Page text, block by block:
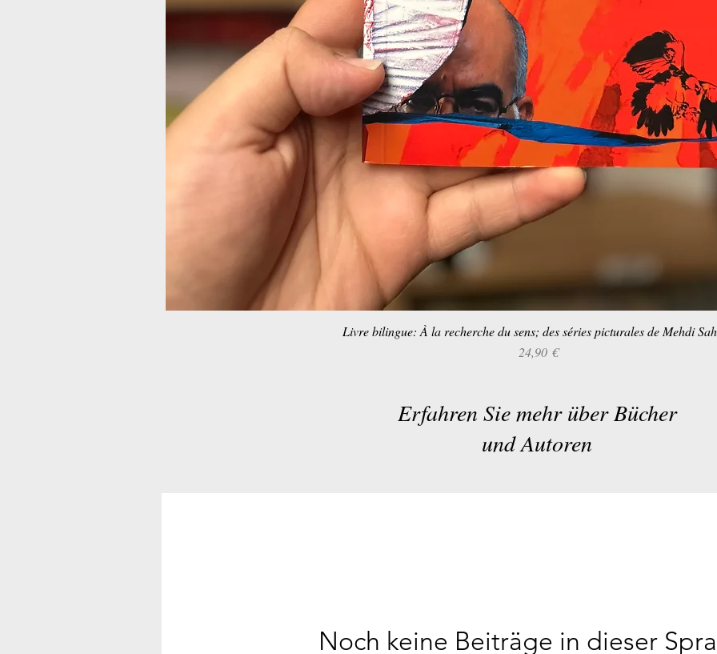
Schnellansicht
Livre bilingue: À la recherche du sens; des séries picturales de Mehdi
Preis
24,90 €
Erfahren Sie mehr über Bücher
und Autoren
Noch keine Beiträge in dieser